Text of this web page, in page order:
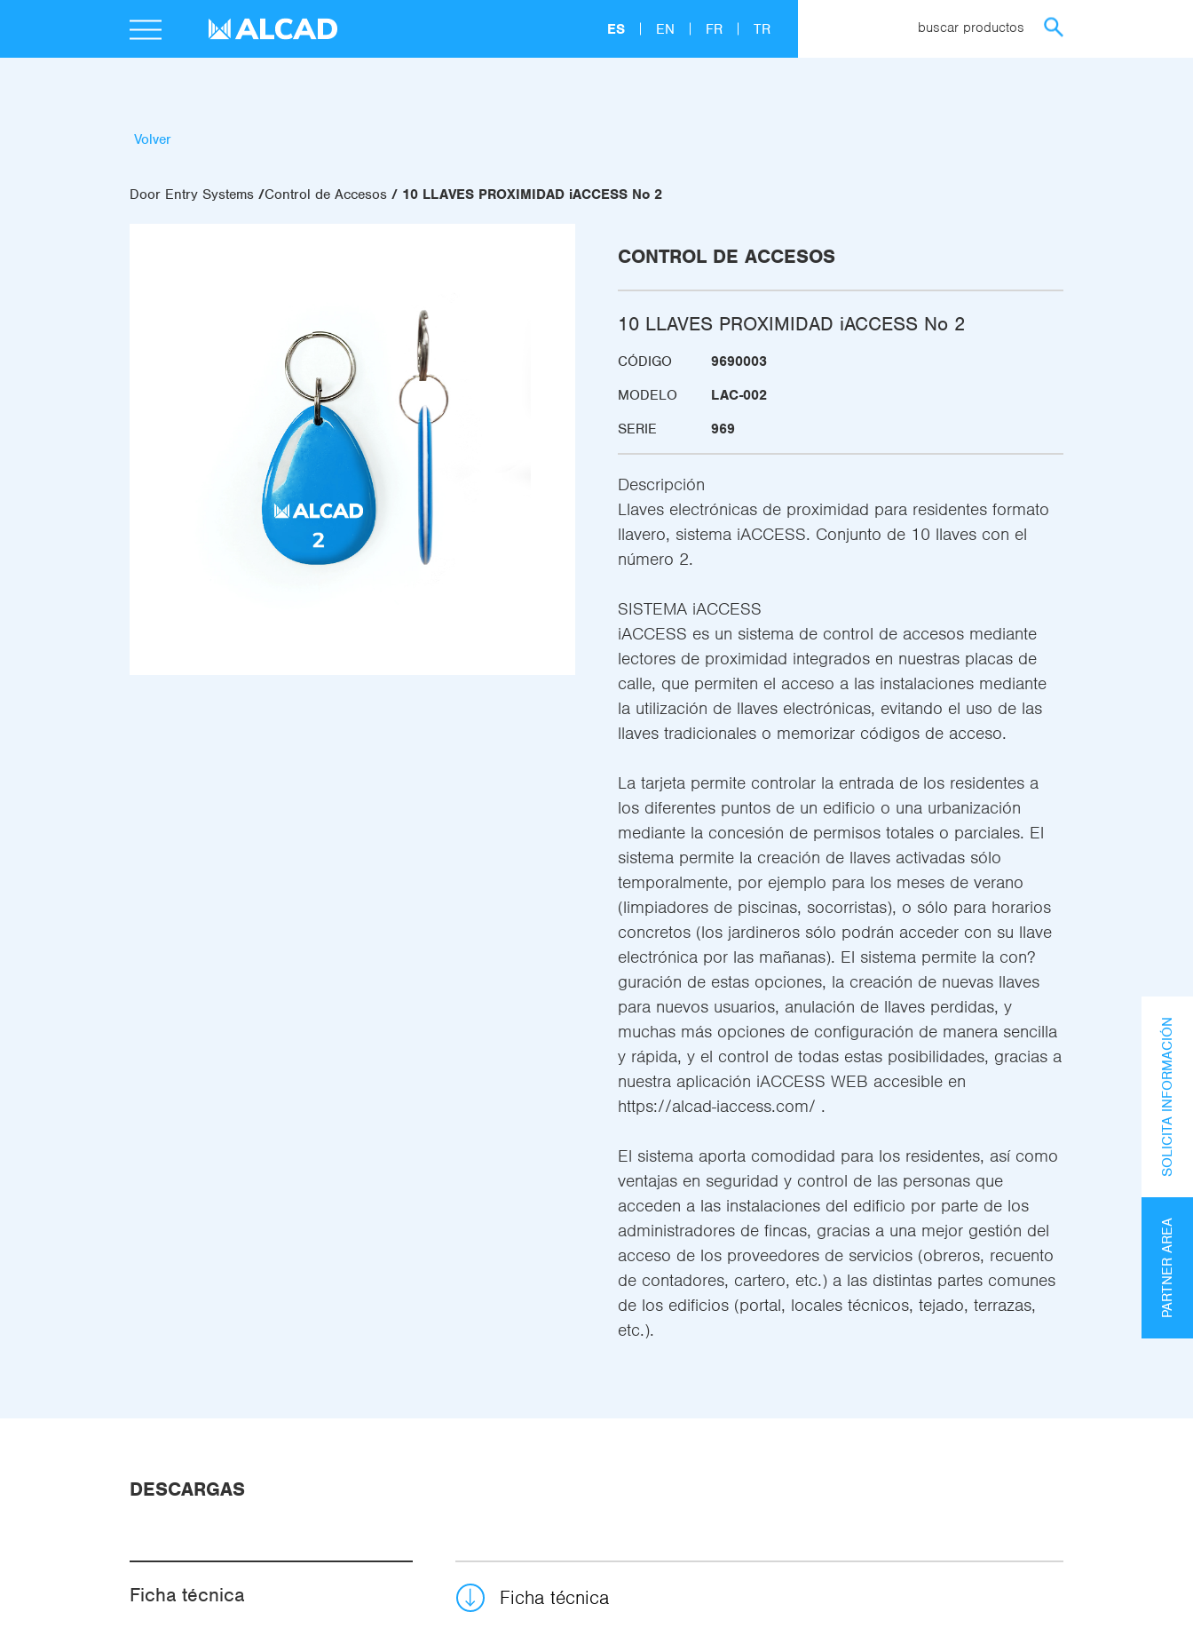
ES EN FR TR buscar productos
Volver
Door Entry Systems Control de Accesos 10 LLAVES PROXIMIDAD iACCESS No 2
CONTROL DE ACCESOS
10 LLAVES PROXIMIDAD iACCESS No 2
CÓDIGO
9690003
MODELO
LAC-002
SERIE
969
Descripción
Llaves electrónicas de proximidad para residentes formato
llavero, sistema iACCESS. Conjunto de 10 llaves con el
número 2.
SISTEMA iACCESS
iACCESS es un sistema de control de accesos mediante
lectores de proximidad integrados en nuestras placas de
calle, que permiten el acceso a las instalaciones mediante
la utilización de llaves electrónicas, evitando el uso de las
llaves tradicionales o memorizar códigos de acceso.
La tarjeta permite controlar la entrada de los residentes a
los diferentes puntos de un edificio o una urbanización
mediante la concesión de permisos totales o parciales. El
sistema permite la creación de llaves activadas sólo
temporalmente, por ejemplo para los meses de verano
(limpiadores de piscinas, socorristas), o sólo para horarios
concretos (los jardineros sólo podrán acceder con su llave
electrónica por las mañanas). El sistema permite la con?
guración de estas opciones, la creación de nuevas llaves
para nuevos usuarios, anulación de llaves perdidas, y
muchas más opciones de configuración de manera sencilla
y rápida, y el control de todas estas posibilidades, gracias a
nuestra aplicación iACCESS WEB accesible en
https://alcad-iaccess.com/ .
El sistema aporta comodidad para los residentes, así como
ventajas en seguridad y control de las personas que
acceden a las instalaciones del edificio por parte de los
administradores de fincas, gracias a una mejor gestión del
acceso de los proveedores de servicios (obreros, recuento
de contadores, cartero, etc.) a las distintas partes comunes
de los edificios (portal, locales técnicos, tejado, terrazas,
etc.).
DESCARGAS
Ficha técnica Ficha técnica
PARTNER AREA
SOLICITA INFORMACIÓN